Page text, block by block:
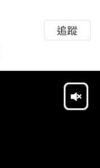
追蹤